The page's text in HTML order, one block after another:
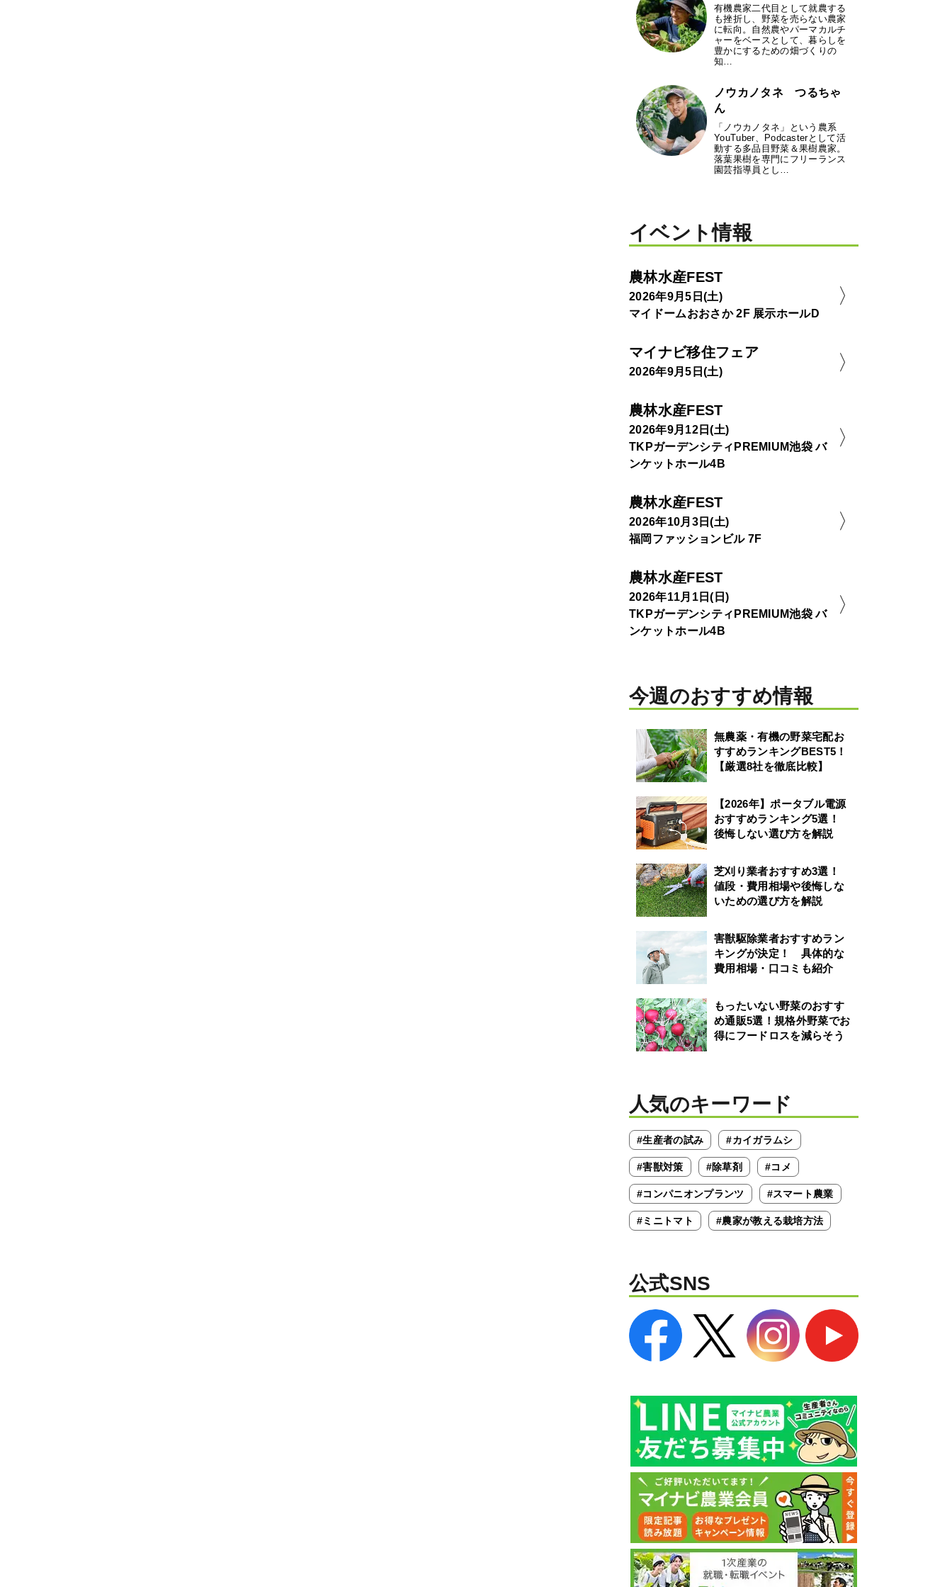
有機農家二代目として就農する
も挫折し、野菜を売らない農家
に転向。自然農やパーマカルチ
ャーをベースとして、暮らしを
豊かにするための畑づくりの
知…
ノウカノタネ つるちゃ
ん
「ノウカノタネ」という農系
YouTuber、Podcasterとして活
動する多品目野菜＆果樹農家。
落葉果樹を専門にフリーランス
園芸指導員とし…
イベント情報
農林水産FEST
2026年9月5日(土)
マイドームおおさか 2F 展示ホールD
マイナビ移住フェア
2026年9月5日(土)
農林水産FEST
2026年9月12日(土)
TKPガーデンシティPREMIUM池袋 バ
ンケットホール4B
農林水産FEST
2026年10月3日(土)
福岡ファッションビル 7F
農林水産FEST
2026年11月1日(日)
TKPガーデンシティPREMIUM池袋 バ
ンケットホール4B
今週のおすすめ情報
無農薬・有機の野菜宅配お
すすめランキングBEST5！
【厳選8社を徹底比較】
【2026年】ポータブル電源
おすすめランキング5選！
後悔しない選び方を解説
芝刈り業者おすすめ3選！
値段・費用相場や後悔しな
いための選び方を解説
害獣駆除業者おすすめラン
キングが決定！ 具体的な
費用相場・口コミも紹介
もったいない野菜のおすす
め通販5選！規格外野菜でお
得にフードロスを減らそう
人気のキーワード
#生産者の試み #カイガラムシ
#害獣対策 #除草剤 #コメ
#コンパニオンプランツ #スマート農業
#ミニトマト #農家が教える栽培方法
公式SNS